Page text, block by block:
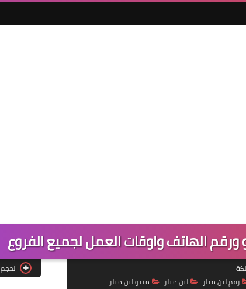
ورقم الهاتف واوقات العمل لجميع الفروع
رقم لين ميلز لين ميلز منيو لين ميلز
الحجم